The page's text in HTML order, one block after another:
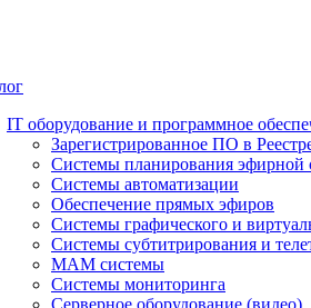
IT оборудование и программное
Зарегистрированное ПО в
Системы планирования эфирной
Системы автоматизации
Обеспечение прямых эфиров
Системы графического и
Системы субтитрирования и
MAM системы
Системы мониторинга
Серверное оборудование (видео)